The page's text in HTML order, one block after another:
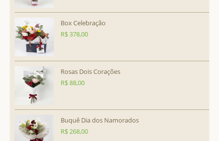
Box Celebração
R$378,00
Rosas Dois Corações
R$88,00
Buquê Dia dos Namorados
R$268,00